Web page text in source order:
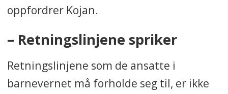
oppfordrer Kojan.
– Retningslinjene spriker
Retningslinjene som de ansatte i
barnevernet må forholde seg til, er ikke